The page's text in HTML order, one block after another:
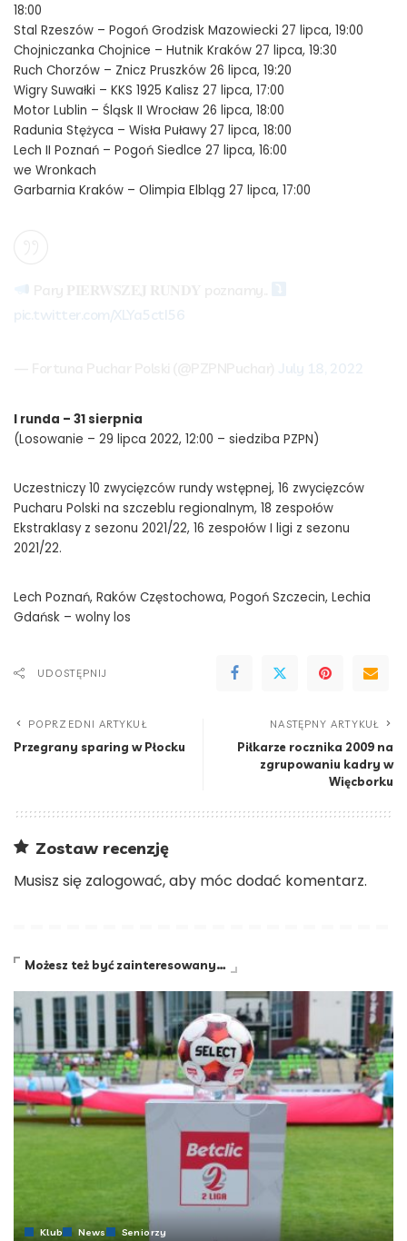
18:00
Stal Rzeszów – Pogoń Grodzisk Mazowiecki 27 lipca, 19:00
Chojniczanka Chojnice – Hutnik Kraków 27 lipca, 19:30
Ruch Chorzów – Znicz Pruszków 26 lipca, 19:20
Wigry Suwałki – KKS 1925 Kalisz 27 lipca, 17:00
Motor Lublin – Śląsk II Wrocław 26 lipca, 18:00
Radunia Stężyca – Wisła Puławy 27 lipca, 18:00
Lech II Poznań – Pogoń Siedlce 27 lipca, 16:00
we Wronkach
Garbarnia Kraków – Olimpia Elbląg 27 lipca, 17:00
pic.twitter.com/XLYa5ctI56
July 18, 2022
I runda – 31 sierpnia
(Losowanie – 29 lipca 2022, 12:00 – siedziba PZPN)
Uczestniczy 10 zwycięzców rundy wstępnej, 16 zwycięzców
Pucharu Polski na szczeblu regionalnym, 18 zespołów
Ekstraklasy z sezonu 2021/22, 16 zespołów I ligi z sezonu
2021/22.
Lech Poznań, Raków Częstochowa, Pogoń Szczecin, Lechia
Gdańsk – wolny los
UDOSTĘPNIJ
POPRZEDNI ARTYKUŁ
Przegrany sparing w Płocku
NASTĘPNY ARTYKUŁ
Piłkarze rocznika 2009 na
zgrupowaniu kadry w
Więcborku
Zostaw recenzję
Musisz się zalogować, aby móc dodać komentarz.
Możesz też być zainteresowany…
Klub News Seniorzy